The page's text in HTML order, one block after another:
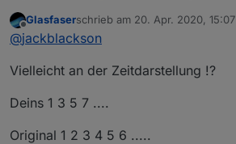
Offline
Glasfaserschrieb am 20. Apr. 2020, 15:07
zuletzt editiert von
@jackblackson
Vielleicht an der Zeitdarstellung !?
Deins 1 3 5 7 ....
Original 1 2 3 4 5 6 .....